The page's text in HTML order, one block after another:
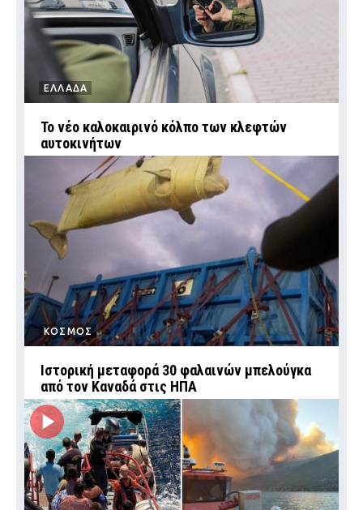
ΕΛΛΑΔΑ
Το νέο καλοκαιρινό κόλπο των κλεφτών
αυτοκινήτων
ΚΟΣΜΟΣ
Ιστορική μεταφορά 30 φαλαινών μπελούγκα
από τον Καναδά στις ΗΠΑ